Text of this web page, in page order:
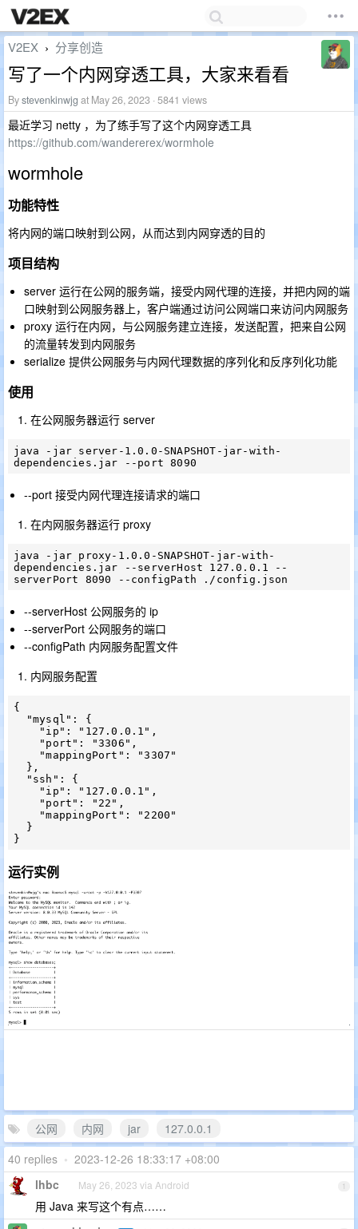
V2EX › 分享创造
写了一个内网穿透工具，大家来看看
Bystevenkinwjg at May 26, 2023 · 5841 views
最近学习 netty ，为了练手写了这个内网穿透工具
https://github.com/wandererex/wormhole
wormhole
功能特性
将内网的端口映射到公网，从而达到内网穿透的目的
项目结构
server 运行在公网的服务端，接受内网代理的连接，并把内网的端
口映射到公网服务器上，客户端通过访问公网端口来访问内网服务
proxy 运行在内网，与公网服务建立连接，发送配置，把来自公网
的流量转发到内网服务
serialize 提供公网服务与内网代理数据的序列化和反序列化功能
使用
在公网服务器运行 server
java -jar server-1.0.0-SNAPSHOT-jar-with-
--port 接受内网代理连接请求的端口
在内网服务器运行 proxy
java -jar proxy-1.0.0-SNAPSHOT-jar-with-
dependencies.jar --serverHost 127.0.0.1 --
--serverHost 公网服务的 ip
--serverPort 公网服务的端口
--configPath 内网服务配置文件
内网服务配置
{
运行实例
公网 内网 jar
127.0.0.1
40 replies • 2023-12-26 18:33:17 +08:00
1
lhbc May 26, 2023 via Android
用 Java 来写这个有点……